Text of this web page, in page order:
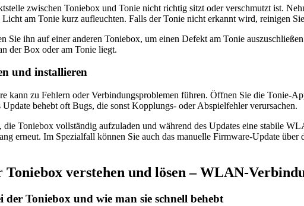
zwischen Toniebox und Tonie nicht richtig sitzt oder verschmutzt ist.
am Tonie kurz aufleuchten. Falls der Tonie nicht erkannt wird, reinigen
Sie ihn auf einer anderen Toniebox, um einen Defekt am Tonie
der Box oder am Tonie liegt.
und installieren
kann zu Fehlern oder Verbindungsproblemen führen. Öffnen Sie die Tonie-
behebt oft Bugs, die sonst Kopplungs- oder Abspielfehler verursachen.
Toniebox vollständig aufzuladen und während des Updates eine stabile
erneut. Im Spezialfall können Sie auch das manuelle Firmware-Update
verstehen und lösen – WLAN-
Toniebox und wie man sie schnell behebt